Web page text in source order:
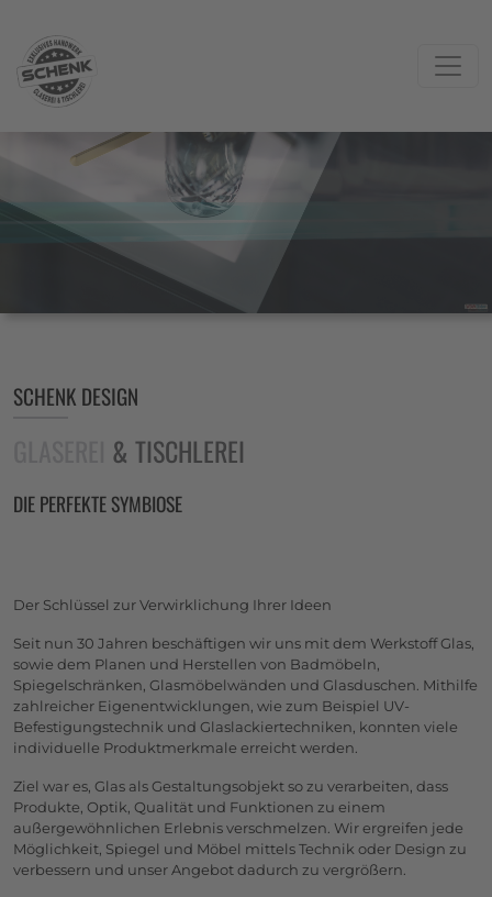
SCHENK DESIGN
& TISCHLEREI
DIE PERFEKTE SYMBIOSE
Der Schlüssel zur Verwirklichung Ihrer Ideen
Seit nun 30 Jahren beschäftigen wir uns mit dem Werkstoff Glas,
sowie dem Planen und Herstellen von Badmöbeln,
Spiegelschränken, Glasmöbelwänden und Glasduschen. Mithilfe
zahlreicher Eigenentwicklungen, wie zum Beispiel UV-
Befestigungstechnik und Glaslackiertechniken, konnten viele
individuelle Produktmerkmale erreicht werden.
Ziel war es, Glas als Gestaltungsobjekt so zu verarbeiten, dass
Produkte, Optik, Qualität und Funktionen zu einem
außergewöhnlichen Erlebnis verschmelzen. Wir ergreifen jede
Möglichkeit, Spiegel und Möbel mittels Technik oder Design zu
verbessern und unser Angebot dadurch zu vergrößern.